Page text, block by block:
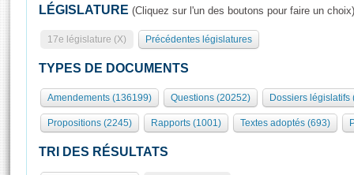
Présidence
577 députés
Groupes politiques
Séance publique
Commissions et autres organes
Europe et International
Rôle et pouvoirs de l'Assemblée
Organisation de l'Assemblée
Présidence Conférence des Présidents Bureau Collège des
Visiter l'Assemblée
Visite virtuelle du palais Bourbon
Assister à une séance
LÉGISLATURE (Cliquez sur l'un des boutons pour faire un choix)
17e législature (X) Précédentes législatures
TYPES DE DOCUMENTS
Amendements (136199) Questions (20252) Dossiers législatifs
Propositions (2245) Rapports (1001) Textes adoptés (693)
TRI DES RÉSULTATS